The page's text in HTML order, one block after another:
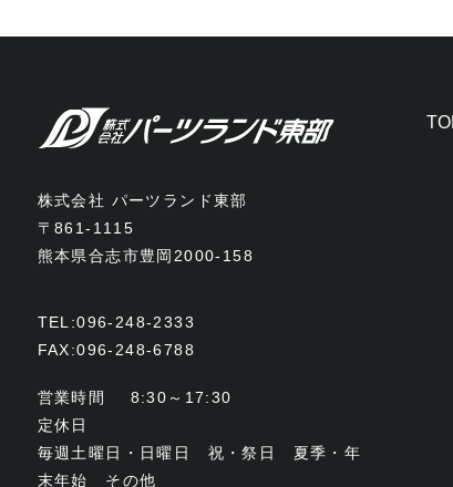
株式会社 パーツランド東部
〒861-1115
熊本県合志市豊岡2000-158
TEL:096-248-2333
FAX:096-248-6788
営業時間
8:30～17:30
定休日
毎週土曜日・日曜日 祝・祭日 夏季・年
末年始 その他